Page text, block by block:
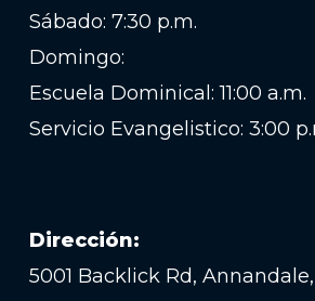
Sábado: 7:30 p.m.
Domingo:
Escuela Dominical: 11:00 a.m.
Servicio Evangelistico: 3:00
Dirección:
5001 Backlick Rd,